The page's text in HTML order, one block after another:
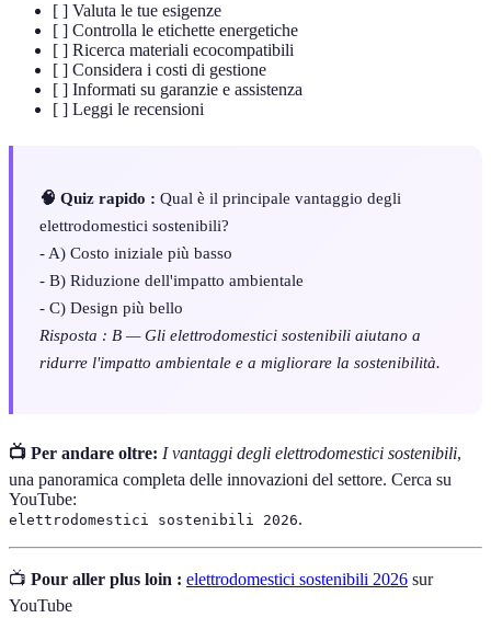
[ ] Valuta le tue esigenze
[ ] Controlla le etichette energetiche
[ ] Ricerca materiali ecocompatibili
[ ] Considera i costi di gestione
[ ] Informati su garanzie e assistenza
[ ] Leggi le recensioni
🧠 Quiz rapido : Qual è il principale vantaggio degli
elettrodomestici sostenibili?
- A) Costo iniziale più basso
- B) Riduzione dell'impatto ambientale
- C) Design più bello
Risposta : B — Gli elettrodomestici sostenibili aiutano a
ridurre l'impatto ambientale e a migliorare la sostenibilità.
📺 Per andare oltre: I vantaggi degli elettrodomestici sostenibili,
una panoramica completa delle innovazioni del settore. Cerca su
YouTube:
elettrodomestici sostenibili 2026.
📺 Pour aller plus loin : elettrodomestici sostenibili 2026 sur
YouTube